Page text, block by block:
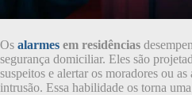
Os alarmes em residências
segurança domiciliar. Eles são
suspeitos e alertar os moradores ou
intrusão. Essa habilidade os torna